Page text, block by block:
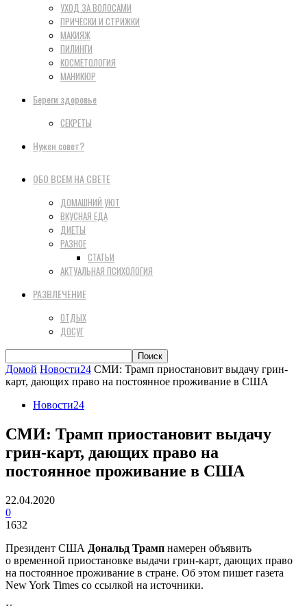
УХОД ЗА ВОЛОСАМИ
ПРИЧЕСКИ И СТРИЖКИ
МАКИЯЖ
ПИЛИНГИ
КОСМЕТОЛОГИЯ
МАНИКЮР
Береги здоровье
СЕКРЕТЫ
Нужен совет?
ОБО ВСЕМ НА СВЕТЕ
ДОМАШНИЙ УЮТ
ВКУСНАЯ ЕДА
ДИЕТЫ
РАЗНОЕ
СТАТЬИ
АКТУАЛЬНАЯ ПСИХОЛОГИЯ
РАЗВЛЕЧЕНИЕ
ОТДЫХ
ДОСУГ
Домой Новости24 СМИ: Трамп приостановит выдачу грин-
карт, дающих право на постоянное проживание в США
Новости24
СМИ: Трамп приостановит выдачу
грин-карт, дающих право на
постоянное проживание в США
22.04.2020
0
1632
Президент США Дональд Трамп намерен объявить
о временной приостановке выдачи грин-карт, дающих право
на постоянное проживание в стране. Об этом пишет газета
New York Times со ссылкой на источники.